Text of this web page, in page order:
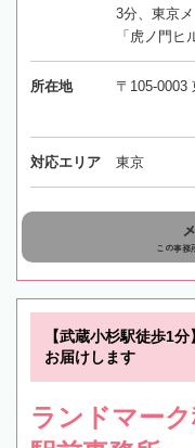
3分、東京
「虎ノ門ヒ
所在地 〒105-
対応エリア 東京
この事務
【武蔵小杉駅徒歩1
お届けします
ランドマー